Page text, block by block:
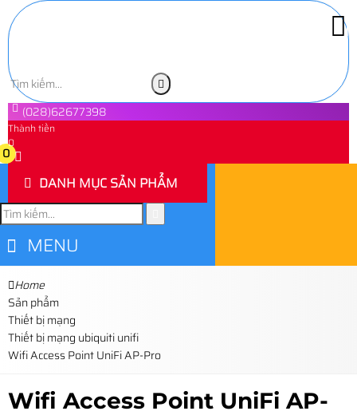
(028)62677398
Thành tiền
0
0
DANH MỤC SẢN PHẨM
MENU
Home
Sản phẩm
Thiết bị mạng
Thiết bị mạng ubiquiti unifi
Wifi Access Point UniFi AP-Pro
Wifi Access Point UniFi AP-